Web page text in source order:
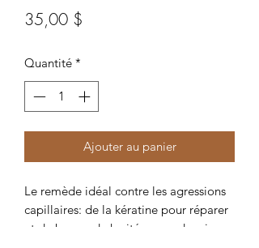
35,00 $
Quantité *
Ajouter au panier
Le remède idéal contre les agressions
capillaires: de la kératine pour réparer
et du beurre de karité pour adoucir.